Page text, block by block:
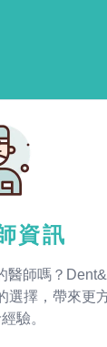
資訊
醫師嗎？
選擇，帶來更
驗。